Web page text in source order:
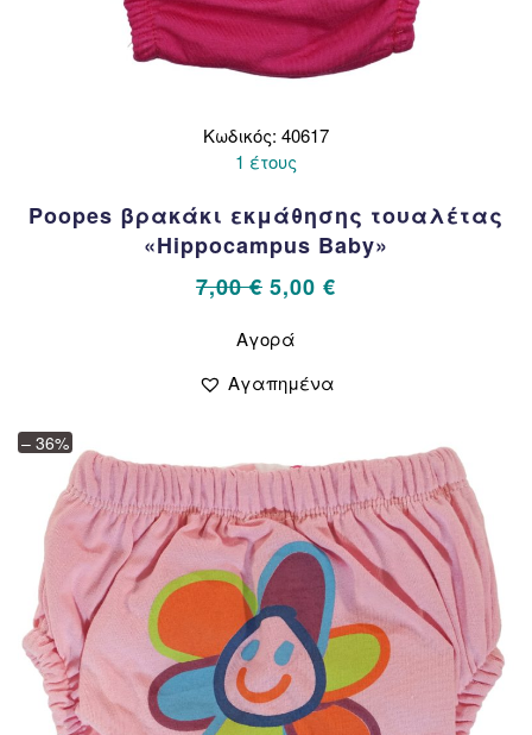
Κωδικός: 40617
1 έτους
Poopes βρακάκι εκμάθησης τουαλέτας
«Hippocampus Baby»
7,00€ Original
was:
7,00 €.
5,00 €
Αγορά
έχει
Οι
επιλογές
μπορούν
να
επιλεγούν
στη
σελίδα
του
προϊόντος
Αγαπημένα
– 36%